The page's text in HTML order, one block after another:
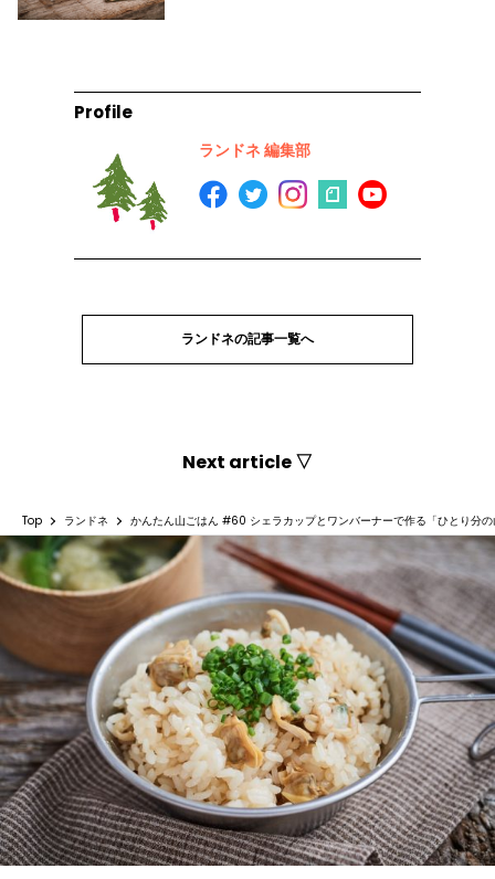
Profile
ランドネ 編集部
ランドネの記事一覧へ
Next article ▽
Top ランドネ かんたん山ごはん #60 シェラカップとワンバーナーで作る「ひとり分